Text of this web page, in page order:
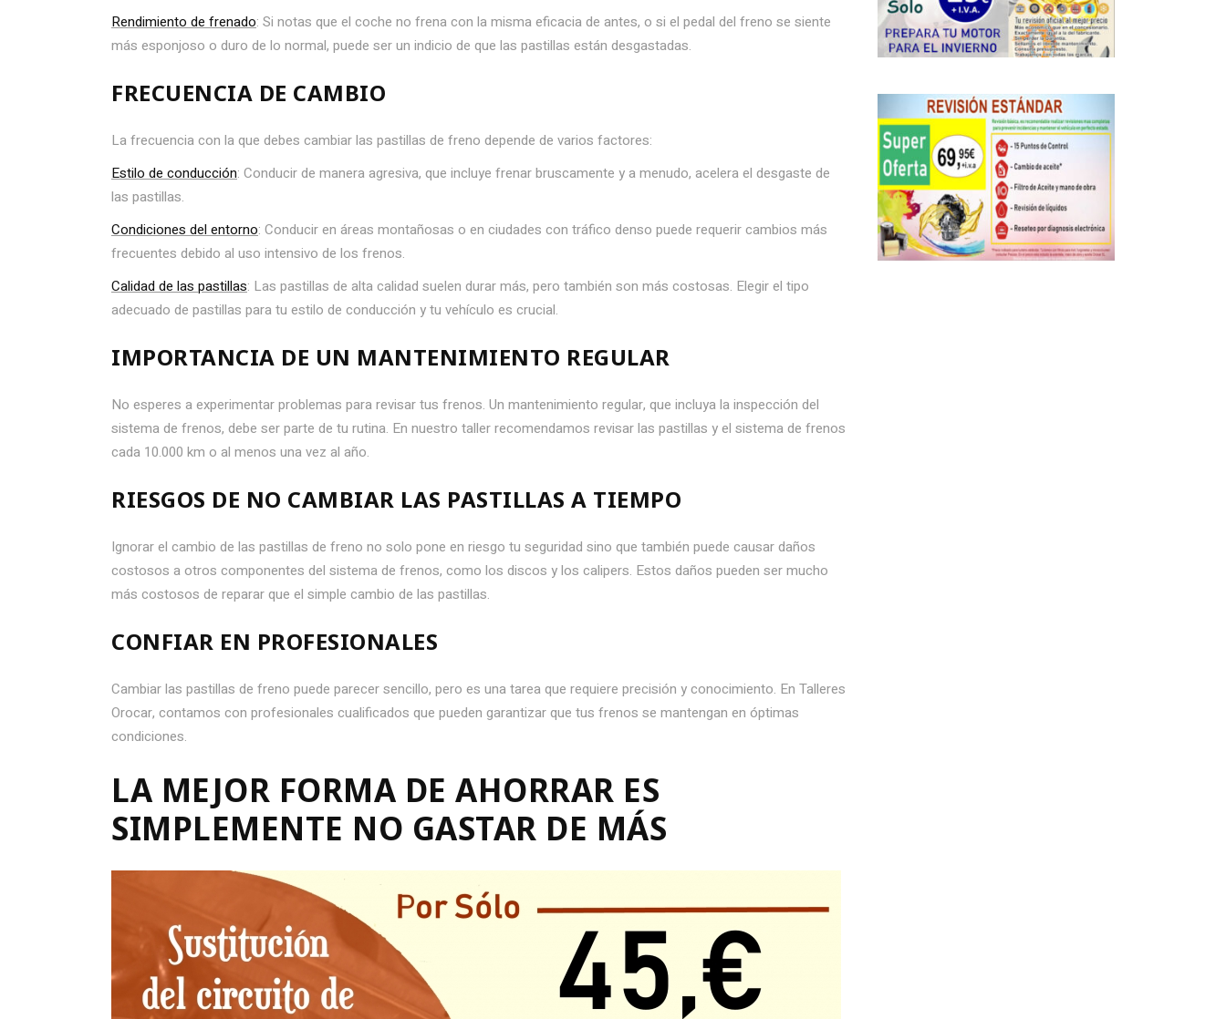
Rendimiento de frenado: Si notas que el coche no frena con la misma eficacia de antes, o si el pedal del freno se siente
más esponjoso o duro de lo normal, puede ser un indicio de que las pastillas están desgastadas.
FRECUENCIA DE CAMBIO
La frecuencia con la que debes cambiar las pastillas de freno depende de varios factores:
Estilo de conducción: Conducir de manera agresiva, que incluye frenar bruscamente y a menudo, acelera el desgaste de
las pastillas.
Condiciones del entorno: Conducir en áreas montañosas o en ciudades con tráfico denso puede requerir cambios más
frecuentes debido al uso intensivo de los frenos.
Calidad de las pastillas: Las pastillas de alta calidad suelen durar más, pero también son más costosas. Elegir el tipo
adecuado de pastillas para tu estilo de conducción y tu vehículo es crucial.
IMPORTANCIA DE UN MANTENIMIENTO REGULAR
No esperes a experimentar problemas para revisar tus frenos. Un mantenimiento regular, que incluya la inspección del
sistema de frenos, debe ser parte de tu rutina. En nuestro taller recomendamos revisar las pastillas y el sistema de frenos
cada 10.000 km o al menos una vez al año.
RIESGOS DE NO CAMBIAR LAS PASTILLAS A TIEMPO
Ignorar el cambio de las pastillas de freno no solo pone en riesgo tu seguridad sino que también puede causar daños
costosos a otros componentes del sistema de frenos, como los discos y los calipers. Estos daños pueden ser mucho
más costosos de reparar que el simple cambio de las pastillas.
CONFIAR EN PROFESIONALES
Cambiar las pastillas de freno puede parecer sencillo, pero es una tarea que requiere precisión y conocimiento. En Talleres
Orocar, contamos con profesionales cualificados que pueden garantizar que tus frenos se mantengan en óptimas
condiciones.
LA MEJOR FORMA DE AHORRAR ES
SIMPLEMENTE NO GASTAR DE MÁS